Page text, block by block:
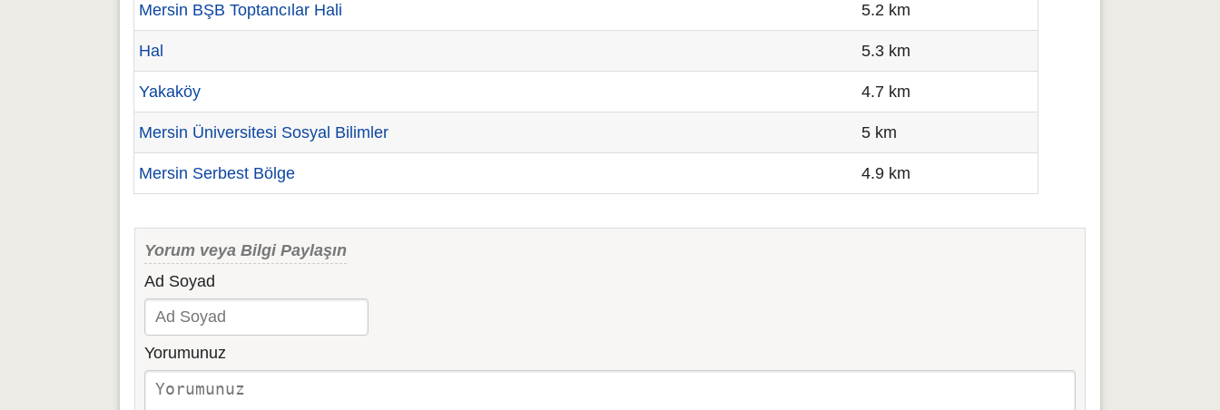
Mersin BŞB Toptancılar Hali 5.2 km
Hal 5.3 km
Yakaköy 4.7 km
Mersin Üniversitesi Sosyal Bilimler 5 km
Mersin Serbest Bölge 4.9 km
Yorum veya Bilgi Paylaşın
Ad Soyad
Yorumunuz